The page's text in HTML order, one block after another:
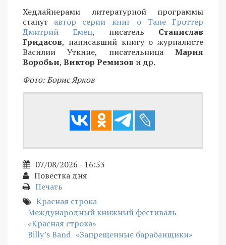
Хедлайнерами литературной программы
станут автор серии книг о Тане Гроттер
Дмитрий Емец, писатель Станислав
Гридасов, написавший книгу о журналисте
Василии Уткине, писательница Мария
Воробьи, Виктор Ремизов и др.
Фото: Борис Ярков
07/08/2026 - 16:53
Повестка дня
Печать
Красная строка
Международный книжный фестиваль
«Красная строка»
Billy’s Band «Запрещенные барабанщики»